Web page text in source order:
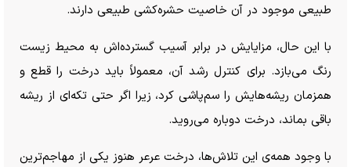
طبیعی موجود در آن خاصیت حشره‌کشی طبیعی دارند.
با این حال، مزایایش در برابر آسیب گسترده‌اش به محیط زیست
رنگ می‌بازد. برای کنترل رشد آن، معمولاً باید درخت را قطع و
همزمان ریشه‌هایش را سم‌پاشی کرد، زیرا اگر حتی تکه‌ای از ریشه
باقی بماند، درخت دوباره می‌روید.
با وجود همه‌ی این تلاش‌ها، درخت عرعر هنوز یکی از مهاجم‌ترین